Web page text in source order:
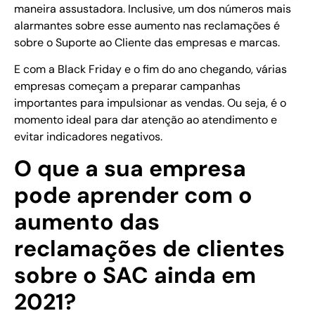
maneira assustadora. Inclusive, um dos números mais
alarmantes sobre esse aumento nas reclamações é
sobre o Suporte ao Cliente das empresas e marcas.
E com a Black Friday e o fim do ano chegando, várias
empresas começam a preparar campanhas
importantes para impulsionar as vendas. Ou seja, é o
momento ideal para dar atenção ao atendimento e
evitar indicadores negativos.
O que a sua empresa
pode aprender com o
aumento das
reclamações de clientes
sobre o SAC ainda em
2021?